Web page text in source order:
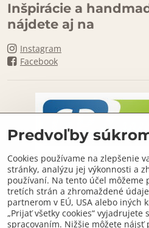
Inšpirácie a
nájdete aj na
Instagram
Facebook
Predvoľby
Cookies používame na zlepšenie
stránky, analýzu jej výkonnosti a
používaní. Na tento účel môžeme
tretích strán a zhromaždené
partnerom v EÚ, USA alebo iných
„Prijať všetky cookies“ vyjadrujete
spracovaním. Nižšie môžete